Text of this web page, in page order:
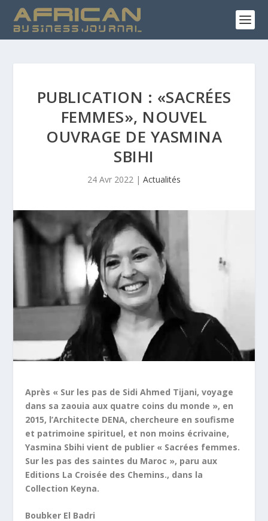
PUBLICATION : «SACRÉES
FEMMES», NOUVEL
OUVRAGE DE YASMINA
SBIHI
24 Avr 2022 | Actualités
Après « Sur les pas de Sidi Ahmed Tijani, voyage
dans sa zaouia aux quatre coins du monde », en
2015, l’Architecte DENA, chercheure en soufisme
et patrimoine spirituel, et non moins écrivaine,
Yasmina Sbihi vient de publier « Sacrées femmes.
Sur les pas des saintes du Maroc », paru aux
Editions La Croisée des Chemins., dans la
Collection Keyna.
Boubker El Badri